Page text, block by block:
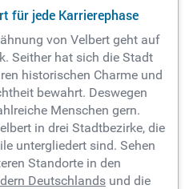
für jede Karrierephase
von Velbert geht auf
Seither hat sich die Stadt
historischen Charme und
bewahrt. Deswegen
Menschen gern.
in drei Stadtbezirke, die
untergliedert sind. Sehen
Standorte in den
Deutschlands und die